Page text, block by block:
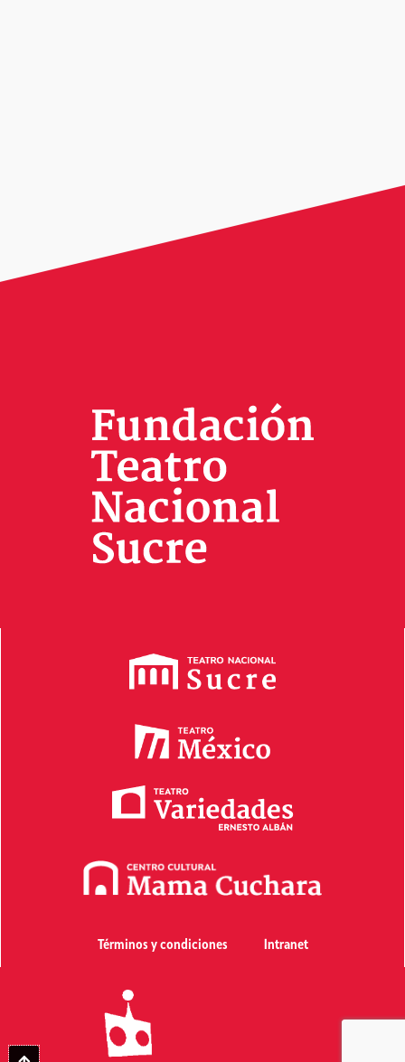
Términos y condiciones Intranet